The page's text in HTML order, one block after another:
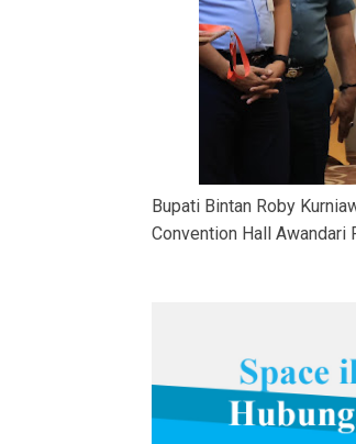
Bupati Bintan Roby
Convention Hall